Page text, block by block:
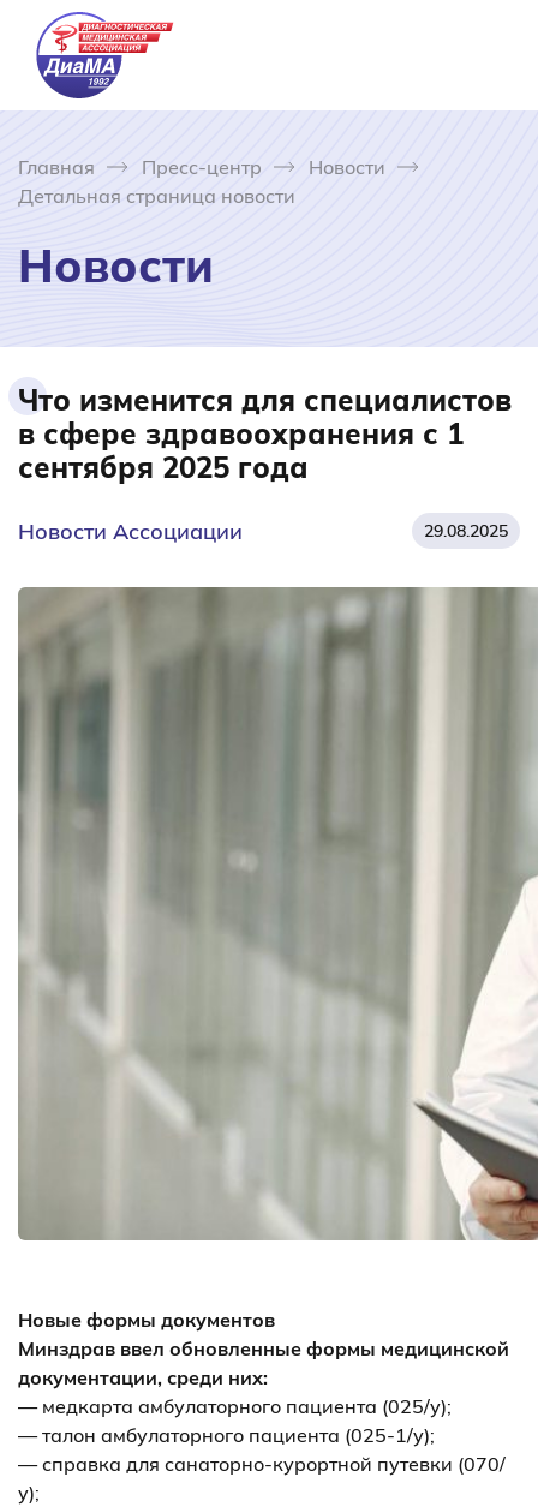
Главная Пресс-центр
Новости
Детальная страница новости
Новости
Что изменится для специалистов
в сфере здравоохранения с 1
сентября 2025 года
Новости Ассоциации 29.08.2025
Новые формы документов
Минздрав ввел обновленные формы медицинской
документации, среди них:
— медкарта амбулаторного пациента (025/у);
— талон амбулаторного пациента (025-1/у);
— справка для санаторно-курортной путевки (070/
у);